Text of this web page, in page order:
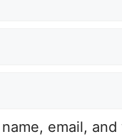
email,